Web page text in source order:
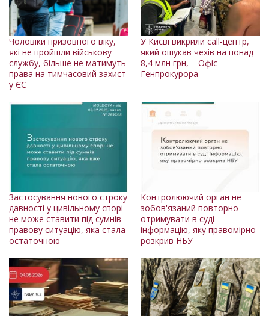
Чоловіки призовного віку,
які не пройшли військову
службу, більше не матимуть
права на тимчасовий захист
у ЄС
У Києві викрили call-центр,
який ошукав чехів на понад
8,4 млн грн, – Офіс
Генпрокурора
Застосування нового строку
давності у цивільному спорі
не може ставити під сумнів
правову ситуацію, яка стала
остаточною
Контролюючий орган не
зобов'язаний повторно
отримувати в суді
інформацію, яку правомірно
розкрив НБУ